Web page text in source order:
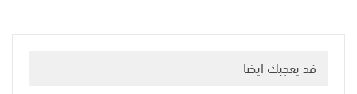
قد يعجبك ايضا